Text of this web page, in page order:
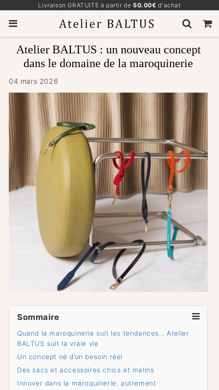
Livraison GRATUITE à partir de 50.00€ d'achat
Atelier BALTUS : un nouveau concept
dans le domaine de la maroquinerie
04 mars 2026
Sommaire
Quand la maroquinerie suit les tendances… Atelier
BALTUS suit la vraie vie
Un concept né d’un besoin réel
Des sacs et accessoires chics et malins
Innover dans la maroquinerie, autrement